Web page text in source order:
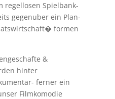
regellosen Spielbank-
gegenuber ein Plan-
formen
&
hinter
ferner ein
Filmkomodie